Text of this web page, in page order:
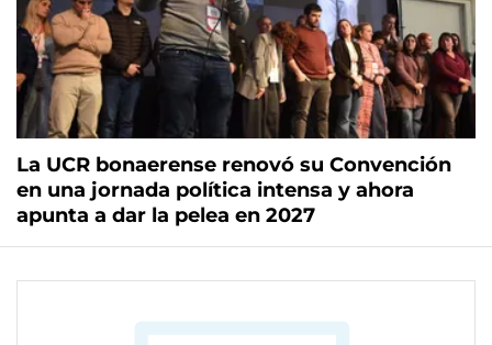
La UCR bonaerense renovó su Convención
en una jornada política intensa y ahora
apunta a dar la pelea en 2027